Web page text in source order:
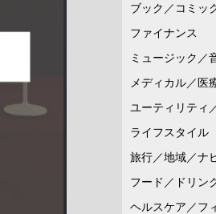
ブック／コミッ
ファイナンス
ミュージック／
メディカル／医
ユーティリティ
ライフスタイル
旅行／地域／ナ
フード／ドリン
ヘルスケア／フ